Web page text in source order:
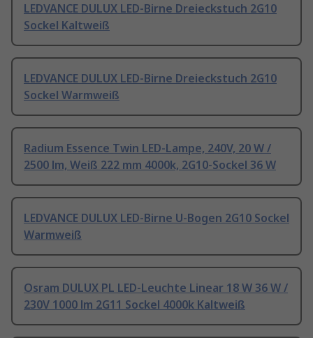
LEDVANCE DULUX LED-Birne Dreieckstuch 2G10
Sockel Kaltweiß
LEDVANCE DULUX LED-Birne Dreieckstuch 2G10
Sockel Warmweiß
Radium Essence Twin LED-Lampe, 240V, 20 W /
2500 lm, Weiß 222 mm 4000k, 2G10-Sockel 36 W
LEDVANCE DULUX LED-Birne U-Bogen 2G10 Sockel
Warmweiß
Osram DULUX PL LED-Leuchte Linear 18 W 36 W /
230V 1000 lm 2G11 Sockel 4000k Kaltweiß